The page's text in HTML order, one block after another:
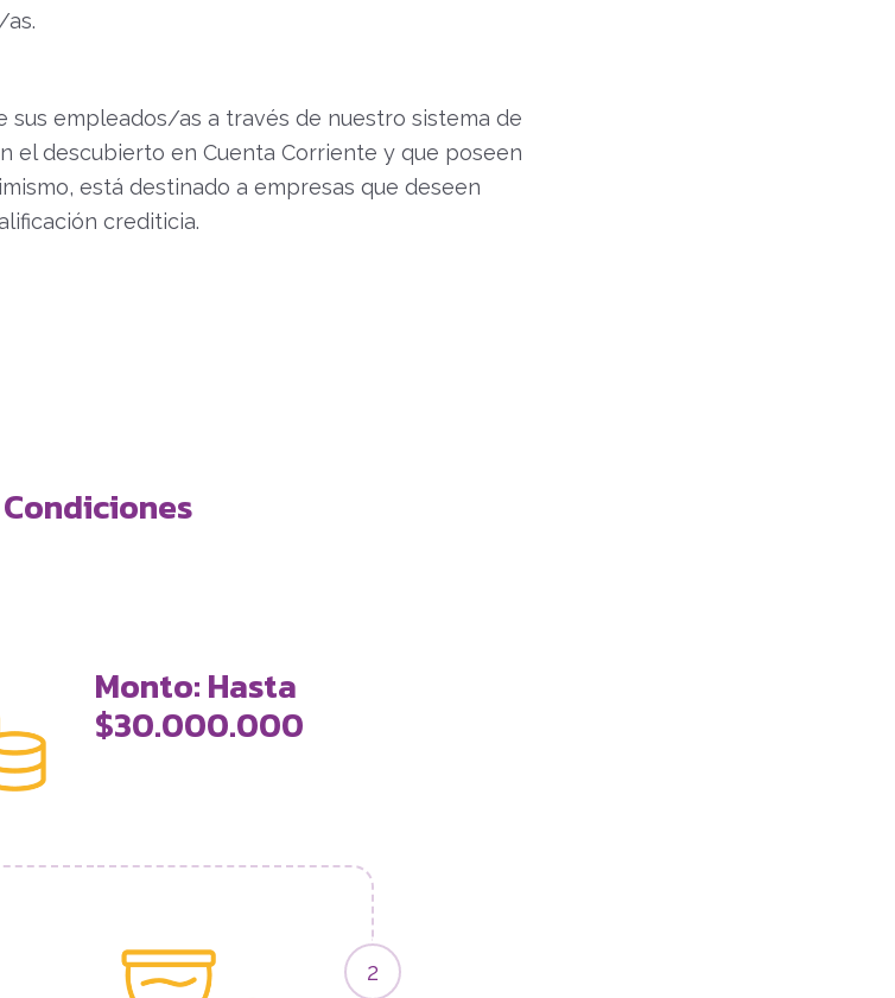
sus empleados/as a través de nuestro sistema de
el descubierto en Cuenta Corriente y que poseen
está destinado a empresas que deseen
crediticia.
Condiciones
Monto: Hasta
$30.000.000